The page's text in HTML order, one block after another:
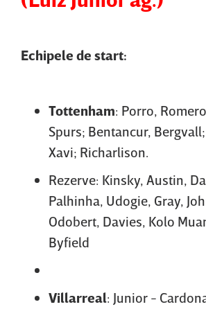
Echipele de start:
Tottenham: Porro,
Spurs; Bentancur,
Xavi; Richarlison.
Rezerve: Kinsky, Austin,
Palhinha, Udogie, Gray,
Odobert, Davies, Kolo
Byfield
Villarreal: Junior -